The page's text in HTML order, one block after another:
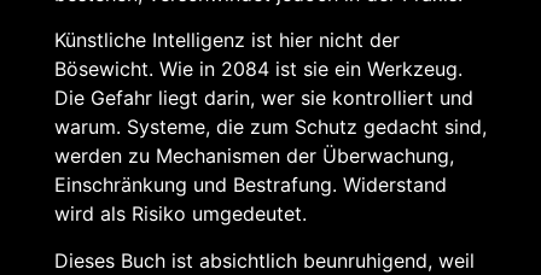
Künstliche Intelligenz ist hier nicht der
Bösewicht. Wie in 2084 ist sie ein Werkzeug.
Die Gefahr liegt darin, wer sie kontrolliert und
warum. Systeme, die zum Schutz gedacht sind,
werden zu Mechanismen der Überwachung,
Einschränkung und Bestrafung. Widerstand
wird als Risiko umgedeutet.
Dieses Buch ist absichtlich beunruhigend, weil